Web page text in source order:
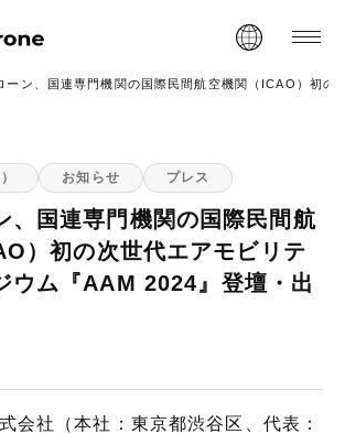
ーン、国連専門機関の国際民間航空機関（ICAO）初
お知らせ プレス
、国連専門機関の国際民間航
）初の次世代エアモビリテ
ウム『AAM 2024』登壇・出
会社（本社：東京都渋谷区、代表：